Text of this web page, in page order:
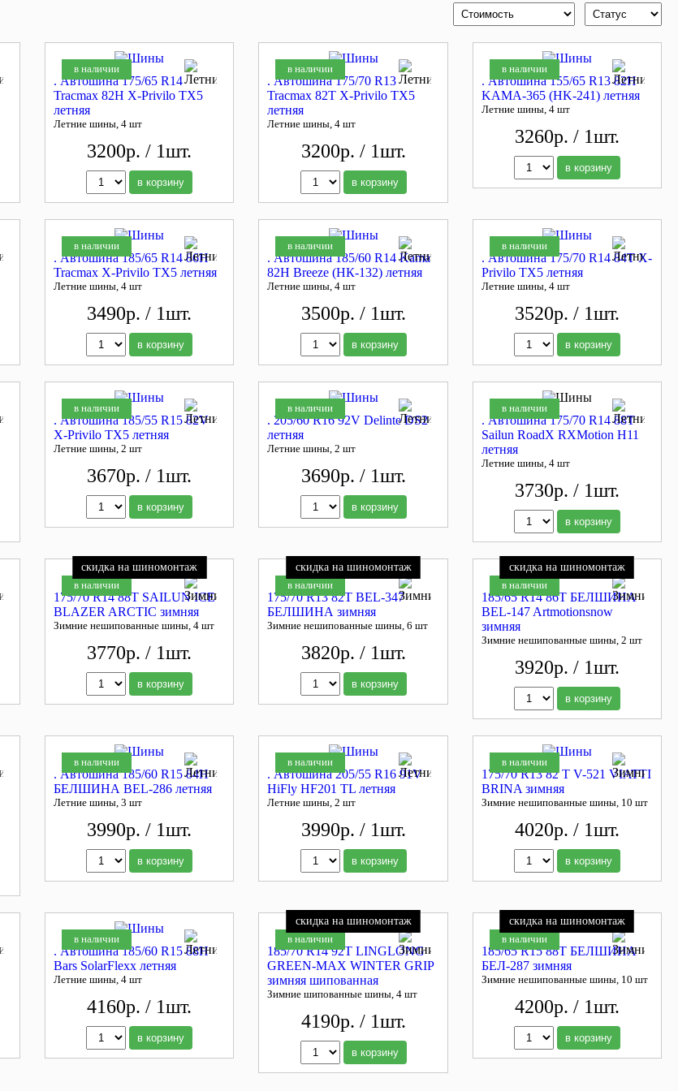
в наличии
. Автошина 175/65 R14
Tracmax 82H X-Privilo TX5
летняя
Летние шины, 4 шт
3200р. / 1шт.
в корзину
в наличии
. Автошина 175/70 R13
Tracmax 82T X-Privilo TX5
летняя
Летние шины, 4 шт
3200р. / 1шт.
в корзину
в наличии
. Автошина 155/65 R13 82H
KAMA-365 (HK-241) летняя
Летние шины, 4 шт
3260р. / 1шт.
в корзину
в наличии
. Автошина 185/65 R14 86H
Tracmax X-Privilo TX5 летняя
Летние шины, 4 шт
3490р. / 1шт.
в корзину
в наличии
. Автошина 185/60 R14 Kama
82H Breeze (НК-132) летняя
Летние шины, 4 шт
3500р. / 1шт.
в корзину
в наличии
. Автошина 175/70 R14 84T X-
Privilo TX5 летняя
Летние шины, 4 шт
3520р. / 1шт.
в корзину
в наличии
. Автошина 185/55 R15 82V
X-Privilo TX5 летняя
Летние шины, 2 шт
3670р. / 1шт.
в корзину
в наличии
. 205/60 R16 92V Delinte DS2
летняя
Летние шины, 2 шт
3690р. / 1шт.
в корзину
в наличии
. Автошина 175/70 R14 88T
Sailun RoadX RXMotion H11
летняя
Летние шины, 4 шт
3730р. / 1шт.
в корзину
в наличии
скидка на шиномонтаж
175/70 R14 88T SAILUN ICE
BLAZER ARCTIC зимняя
Зимние нешипованные шины, 4 шт
3770р. / 1шт.
в корзину
в наличии
скидка на шиномонтаж
175/70 R13 82Т BEL-347
БЕЛШИНА зимняя
Зимние нешипованные шины, 6 шт
3820р. / 1шт.
в корзину
в наличии
скидка на шиномонтаж
185/65 R14 86T БЕЛШИНА
BEL-147 Artmotionsnow
зимняя
Зимние нешипованные шины, 2 шт
3920р. / 1шт.
в корзину
в наличии
. Автошина 185/60 R15 84H
БЕЛШИНА BEL-286 летняя
Летние шины, 3 шт
3990р. / 1шт.
в корзину
в наличии
. Автошина 205/55 R16 91V
HiFly HF201 TL летняя
Летние шины, 2 шт
3990р. / 1шт.
в корзину
в наличии
175/70 R13 82 T V-521 VIATTI
BRINA зимняя
Зимние нешипованные шины, 10 шт
4020р. / 1шт.
в корзину
в наличии
. Автошина 185/60 R15 88H
Bars SolarFlexx летняя
Летние шины, 4 шт
4160р. / 1шт.
в корзину
в наличии
скидка на шиномонтаж
185/70 R14 92T LINGLONG
GREEN-MAX WINTER GRIP
зимняя шипованная
Зимние шипованные шины, 4 шт
4190р. / 1шт.
в корзину
в наличии
скидка на шиномонтаж
185/65 R15 88T БЕЛШИНА
БЕЛ-287 зимняя
Зимние нешипованные шины, 10 шт
4200р. / 1шт.
в корзину